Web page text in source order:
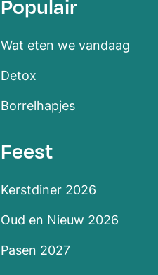
Populair
Wat eten we vandaag
Detox
Borrelhapjes
Feest
Kerstdiner 2026
Oud en Nieuw 2026
Pasen 2027